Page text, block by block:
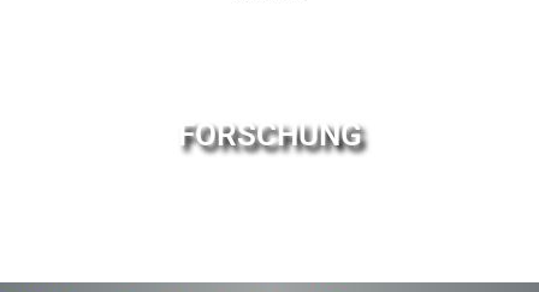
FORSCHUNG